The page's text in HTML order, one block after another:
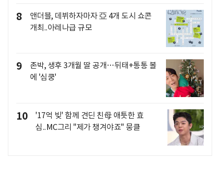
8
앤더블, 데뷔하자마자 亞 4개 도시 쇼콘
개최..아레나급 규모
9
존박, 생후 3개월 딸 공개…뒤태+통통 볼
에 '심쿵'
10
'17억 빚' 함께 견딘 친母 애틋한 효
심..MC그리 "제가 챙겨야죠" 뭉클